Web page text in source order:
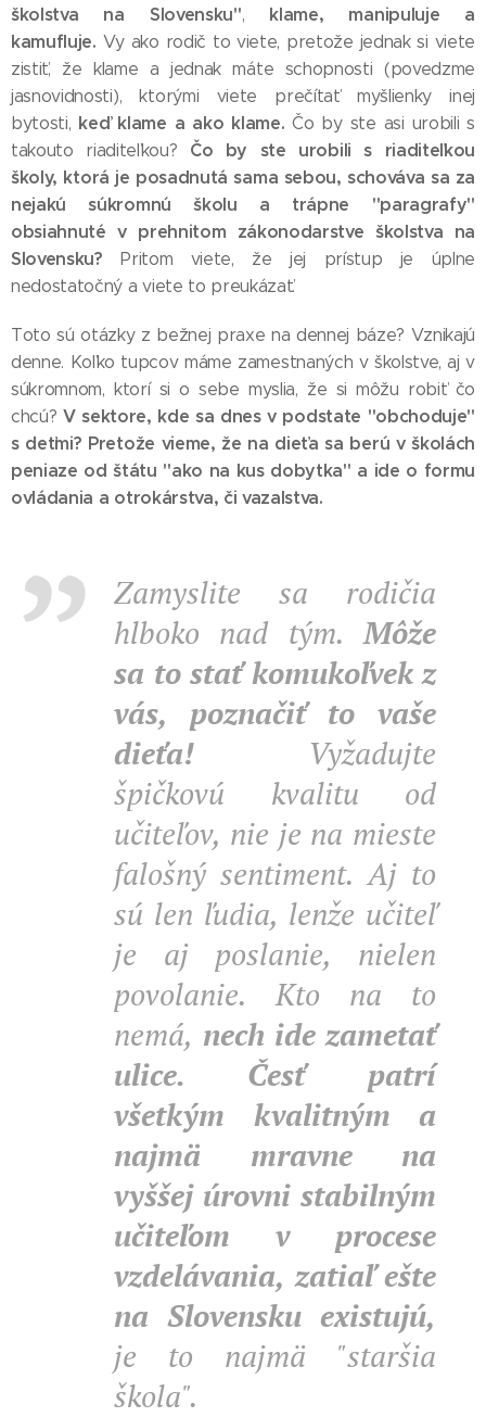
školstva na Slovensku", klame, manipuluje a
kamufluje. Vy ako rodič to viete, pretože jednak si viete
zistiť, že klame a jednak máte schopnosti (povedzme
jasnovidnosti), ktorými viete prečítať myšlienky inej
bytosti, keď klame a ako klame. Čo by ste asi urobili s
takouto riaditeľkou? Čo by ste urobili s riaditeľkou
školy, ktorá je posadnutá sama sebou, schováva sa za
nejakú súkromnú školu a trápne "paragrafy"
obsiahnuté v prehnitom zákonodarstve školstva na
Slovensku? Pritom viete, že jej prístup je úplne
nedostatočný a viete to preukázať.
Toto sú otázky z bežnej praxe na dennej báze? Vznikajú
denne. Koľko tupcov máme zamestnaných v školstve, aj v
súkromnom, ktorí si o sebe myslia, že si môžu robiť čo
chcú? V sektore, kde sa dnes v podstate "obchoduje"
s deťmi? Pretože vieme, že na dieťa sa berú v školách
peniaze od štátu "ako na kus dobytka" a ide o formu
ovládania a otrokárstva, či vazalstva.
Zamyslite sa rodičia
hlboko nad tým.Môže
sa to stať komukoľvek z
vás, poznačiť to vaše
dieťa! Vyžadujte
špičkovú kvalitu od
učiteľov, nie je na mieste
falošný sentiment. Aj to
sú len ľudia, lenže učiteľ
je aj poslanie, nielen
povolanie. Kto na to
nemá, nech ide zametať
ulice. Česť patrí
všetkým kvalitným a
najmä mravne na
vyššej úrovni stabilným
učiteľom v procese
vzdelávania, zatiaľ ešte
na Slovensku existujú,
je to najmä "staršia
škola".